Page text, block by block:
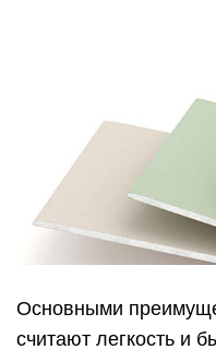
Основными
считают легкость и